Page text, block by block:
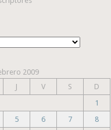
2009
J V S
D
1
5 6 7
8